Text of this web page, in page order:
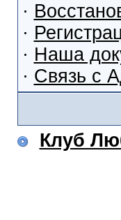
·
·
· Наша
· Связь с
Клуб